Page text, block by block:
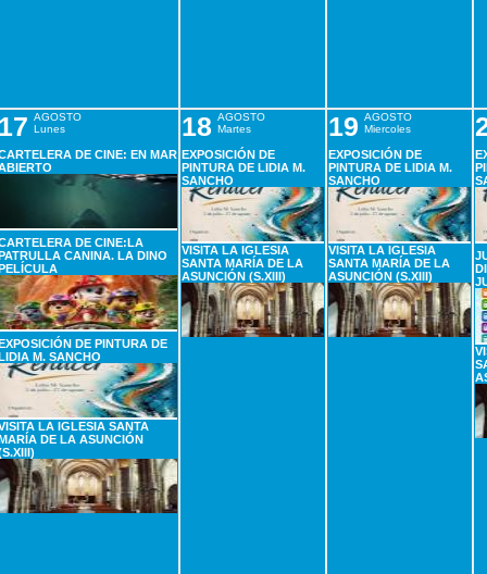
AGOSTO
Lunes
DE CINE: EN MAR
DE CINE:LA
CANINA. LA DINO
DE PINTURA DE
M. SANCHO
LA IGLESIA SANTA
DE LA ASUNCIÓN
18 AGOSTO
Martes
EXPOSICIÓN DE
PINTURA DE LIDIA M.
SANCHO
VISITA LA IGLESIA
SANTA MARÍA DE LA
ASUNCIÓN (S.XIII)
19 AGOSTO
Miercoles
EXPOSICIÓN DE
PINTURA DE LIDIA M.
SANCHO
VISITA LA IGLESIA
SANTA MARÍA DE LA
ASUNCIÓN (S.XIII)